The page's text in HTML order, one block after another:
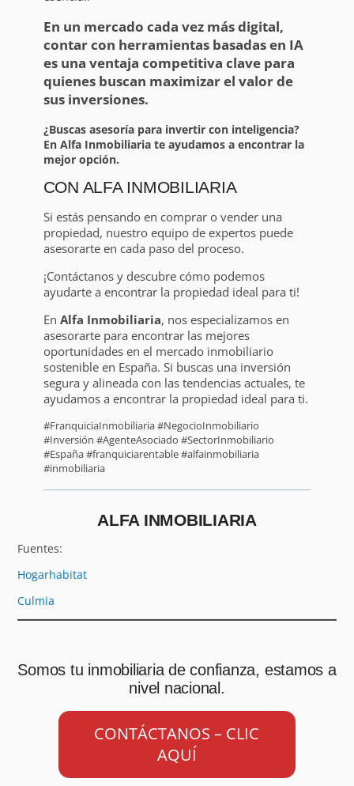
En un mercado cada vez más digital,
contar con herramientas basadas en IA
es una ventaja competitiva clave para
quienes buscan maximizar el valor de
sus inversiones.
¿Buscas asesoría para invertir con inteligencia?
En Alfa Inmobiliaria te ayudamos a encontrar la
mejor opción.
CON ALFA INMOBILIARIA
Si estás pensando en comprar o vender una
propiedad, nuestro equipo de expertos puede
asesorarte en cada paso del proceso.
¡Contáctanos y descubre cómo podemos
ayudarte a encontrar la propiedad ideal para ti!
En Alfa Inmobiliaria, nos especializamos en
asesorarte para encontrar las mejores
oportunidades en el mercado inmobiliario
sostenible en España. Si buscas una inversión
segura y alineada con las tendencias actuales, te
ayudamos a encontrar la propiedad ideal para ti.
#FranquiciaInmobiliaria #NegocioInmobiliario
#Inversión #AgenteAsociado #SectorInmobiliario
#España #franquiciarentable #alfainmobiliaria
#inmobiliaria
ALFA INMOBILIARIA
Fuentes:
Hogarhabitat
Culmia
Somos tu inmobiliaria de confianza, estamos a
nivel nacional.
CONTÁCTANOS – CLIC
AQUÍ